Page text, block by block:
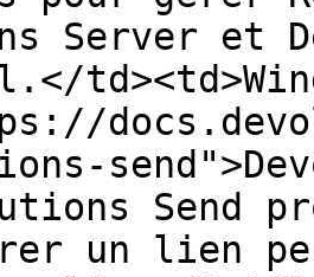
Server et
Send
un lien